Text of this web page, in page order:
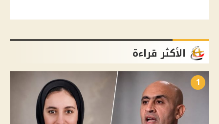
الأكثر قراءة
1